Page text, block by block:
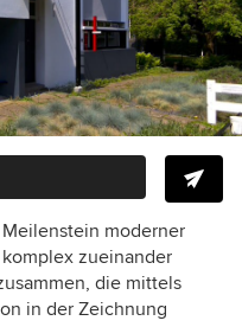
moderner
zueinander
die mittels
in der Zeichnung